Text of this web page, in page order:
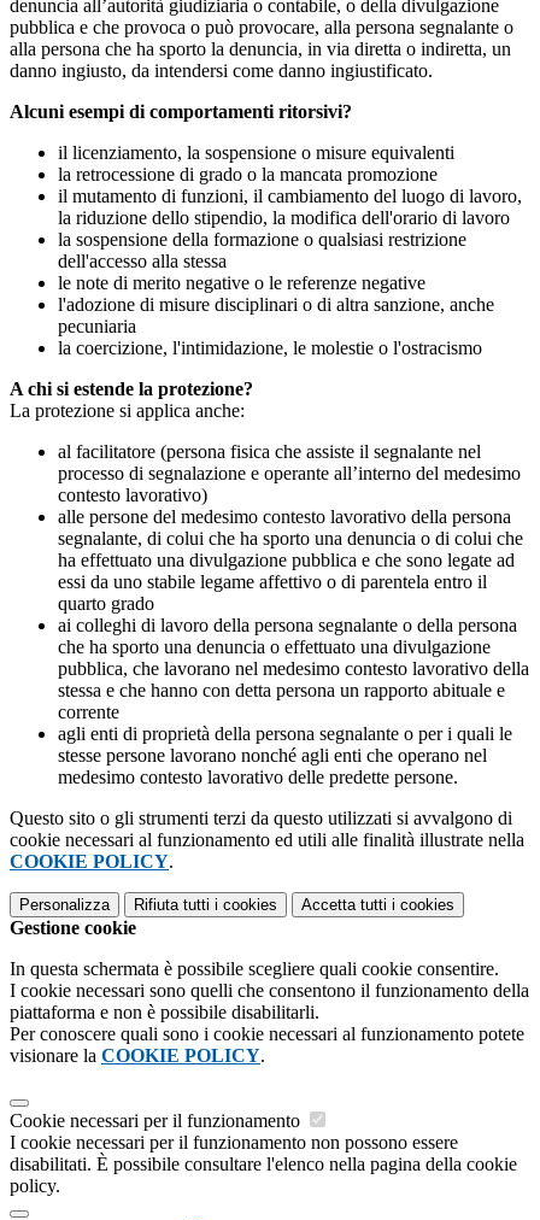
denuncia all’autorità giudiziaria o contabile, o della divulgazione
pubblica e che provoca o può provocare, alla persona segnalante o
alla persona che ha sporto la denuncia, in via diretta o indiretta, un
danno ingiusto, da intendersi come danno ingiustificato.
Alcuni esempi di comportamenti ritorsivi?
il licenziamento, la sospensione o misure equivalenti
la retrocessione di grado o la mancata promozione
il mutamento di funzioni, il cambiamento del luogo di lavoro,
la riduzione dello stipendio, la modifica dell'orario di lavoro
la sospensione della formazione o qualsiasi restrizione
dell'accesso alla stessa
le note di merito negative o le referenze negative
l'adozione di misure disciplinari o di altra sanzione, anche
pecuniaria
la coercizione, l'intimidazione, le molestie o l'ostracismo
A chi si estende la protezione?
La protezione si applica anche:
al facilitatore (persona fisica che assiste il segnalante nel
processo di segnalazione e operante all’interno del medesimo
contesto lavorativo)
alle persone del medesimo contesto lavorativo della persona
segnalante, di colui che ha sporto una denuncia o di colui che
ha effettuato una divulgazione pubblica e che sono legate ad
essi da uno stabile legame affettivo o di parentela entro il
quarto grado
ai colleghi di lavoro della persona segnalante o della persona
che ha sporto una denuncia o effettuato una divulgazione
pubblica, che lavorano nel medesimo contesto lavorativo della
stessa e che hanno con detta persona un rapporto abituale e
corrente
agli enti di proprietà della persona segnalante o per i quali le
stesse persone lavorano nonché agli enti che operano nel
medesimo contesto lavorativo delle predette persone.
Questo sito o gli strumenti terzi da questo utilizzati si avvalgono di
cookie necessari al funzionamento ed utili alle finalità illustrate nella
COOKIE POLICY.
Personalizza Rifiuta tutti i cookies Accetta tutti i cookies
Gestione cookie
In questa schermata è possibile scegliere quali cookie consentire.
I cookie necessari sono quelli che consentono il funzionamento della
piattaforma e non è possibile disabilitarli.
Per conoscere quali sono i cookie necessari al funzionamento potete
visionare la COOKIE POLICY.
Cookie necessari per il funzionamento
I cookie necessari per il funzionamento non possono essere
disabilitati. È possibile consultare l'elenco nella pagina della cookie
policy.